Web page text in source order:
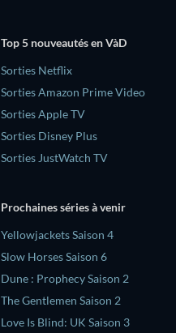
Top 5 nouveautés en VàD
Sorties Netflix
Sorties Amazon Prime Video
Sorties Apple TV
Sorties Disney Plus
Sorties JustWatch TV
Prochaines séries à venir
Yellowjackets Saison 4
Slow Horses Saison 6
Dune : Prophecy Saison 2
The Gentlemen Saison 2
Love Is Blind: UK Saison 3